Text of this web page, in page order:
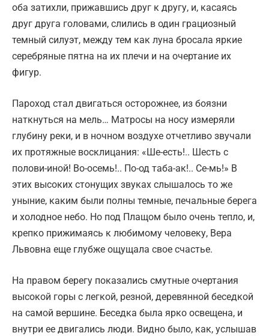
оба затихли, прижавшись друг к другу, и, касаясь
друг друга головами, слились в один грациозный
темный силуэт, между тем как луна бросала яркие
серебряные пятна на их плечи и на очертание их
фигур.
Пароход стал двигаться осторожнее, из боязни
наткнуться на мель… Матросы на носу измеряли
глубину реки, и в ночном воздухе отчетливо звучали
их протяжные восклицания: «Ше-есть!.. Шесть с
полови-иной! Во-осемь!.. По-од таба-ак!.. Се-мь!» В
этих высоких стонущих звуках слышалось то же
уныние, каким были полны темные, печальные берега
и холодное небо. Но под Плащом было очень тепло, и,
крепко прижимаясь к любимому человеку, Вера
Львовна еще глубже ощущала свое счастье.
На правом берегу показались смутные очертания
высокой горы с легкой, резной, деревянной беседкой
на самой вершине. Беседка была ярко освещена, и
внутри ее двигались люди. Видно было, как, услышав